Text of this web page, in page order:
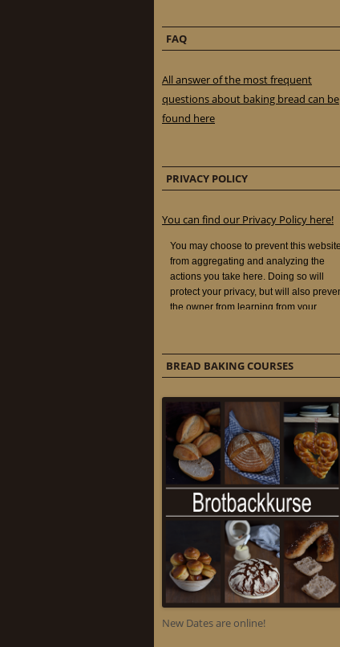
FAQ
All answer of the most frequent
questions about baking bread can be
found here
PRIVACY POLICY
You can find our Privacy Policy here!
BREAD BAKING COURSES
New Dates are online!